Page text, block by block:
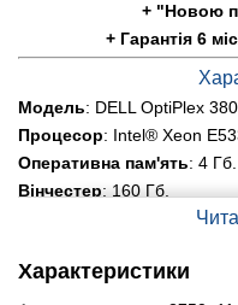
+ "Новою
+ Гарантія 6
Модель: DELL OptiPlex 380
Процесор: Intel® Xeon
Оперативна пам'ять: 4 Гб.
Вінчестер: 160 Гб.
: Intel GMA4500-
Інше:DVD-RW.
Характеристики